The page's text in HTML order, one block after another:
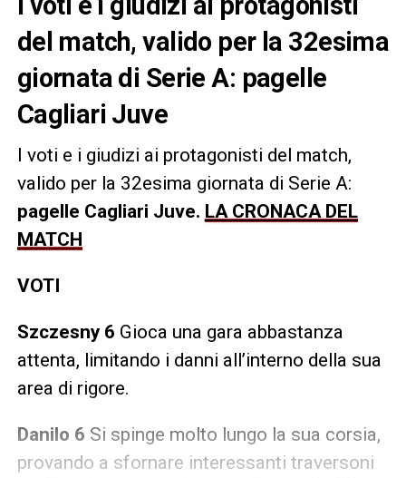
del match, valido per la 32esima
giornata di Serie A: pagelle
Cagliari Juve
I voti e i giudizi ai protagonisti del match,
valido per la 32esima giornata di Serie A:
pagelle Cagliari Juve. LA CRONACA DEL
MATCH
VOTI
Szczesny 6 Gioca una gara abbastanza
attenta, limitando i danni all’interno della sua
area di rigore.
Danilo 6 Si spinge molto lungo la sua corsia,
provando a sfornare interessanti traversoni